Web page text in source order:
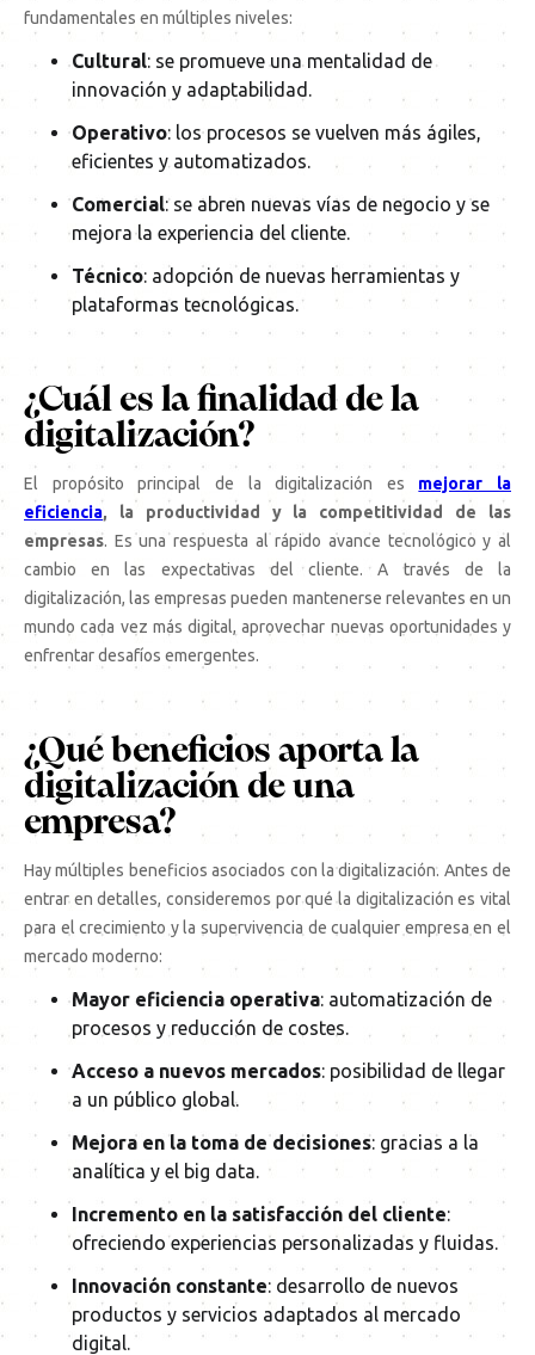
fundamentales en múltiples niveles:
Cultural: se promueve una mentalidad de
innovación y adaptabilidad.
Operativo: los procesos se vuelven más ágiles,
eficientes y automatizados.
Comercial: se abren nuevas vías de negocio y se
mejora la experiencia del cliente.
Técnico: adopción de nuevas herramientas y
plataformas tecnológicas.
¿Cuál es la finalidad de la
digitalización?
El propósito principal de la digitalización es mejorar la
eficiencia, la productividad y la competitividad de las
empresas. Es una respuesta al rápido avance tecnológico y al
cambio en las expectativas del cliente. A través de la
digitalización, las empresas pueden mantenerse relevantes en un
mundo cada vez más digital, aprovechar nuevas oportunidades y
enfrentar desafíos emergentes.
¿Qué beneficios aporta la
digitalización de una
empresa?
Hay múltiples beneficios asociados con la digitalización. Antes de
entrar en detalles, consideremos por qué la digitalización es vital
para el crecimiento y la supervivencia de cualquier empresa en el
mercado moderno:
Mayor eficiencia operativa: automatización de
procesos y reducción de costes.
Acceso a nuevos mercados: posibilidad de llegar
a un público global.
Mejora en la toma de decisiones: gracias a la
analítica y el big data.
Incremento en la satisfacción del cliente:
ofreciendo experiencias personalizadas y fluidas.
Innovación constante: desarrollo de nuevos
productos y servicios adaptados al mercado
digital.